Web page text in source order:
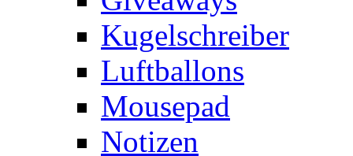
Kugelschreiber
Luftballons
Mousepad
Notizen